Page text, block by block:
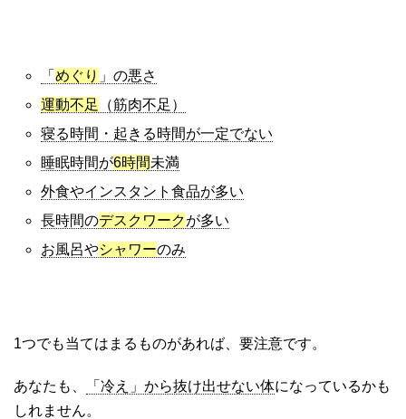
「 めぐり 」の悪さ
運動不足
（筋肉不足）
寝る時間・起きる時間が一定でない
睡眠時間が6時間未満
外食やインスタント食品が多い
長時間のデスクワークが多い
お風呂やシャワーのみ
1つでも当てはまるものがあれば、要注意です。
あなたも、 「冷え」から抜け出せない体になっているかも
しれません。